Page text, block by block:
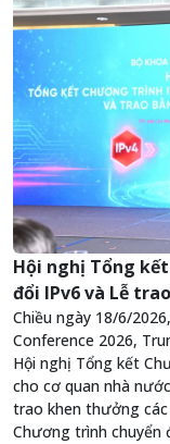
Hội nghị Tổng
đổi IPv6 và Lễ
Chiều ngày 18/6/
Conference 2026,
Hội nghị Tổng kết
cho cơ quan nhà
trao khen thưởng
Chương trình chuyển